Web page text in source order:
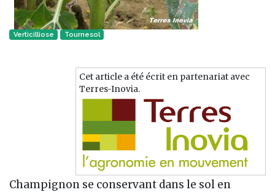
Verticilliose Tournesol
Cet article a été écrit en partenariat avec
Terres-Inovia.
Champignon se conservant dans le sol en